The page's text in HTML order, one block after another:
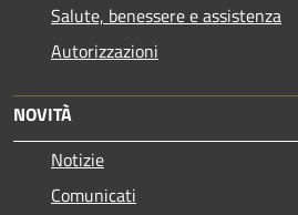
Salute, benessere e assistenza
Autorizzazioni
NOVITÀ
Notizie
Comunicati